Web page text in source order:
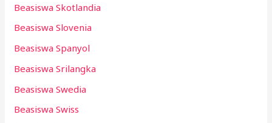
Beasiswa Skotlandia
Beasiswa Slovenia
Beasiswa Spanyol
Beasiswa Srilangka
Beasiswa Swedia
Beasiswa Swiss